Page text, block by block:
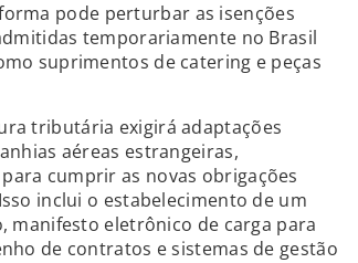
pode perturbar as isenções
temporariamente no Brasil
suprimentos de catering e peças
tributária exigirá adaptações
aéreas estrangeiras,
cumprir as novas obrigações
inclui o estabelecimento de um
eletrônico de carga para
de contratos e sistemas de gestão